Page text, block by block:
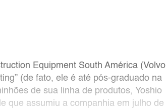
Equipment South América (Volvo
(de fato, ele é até pós-graduado na
de sua linha de produtos, Yoshio
que assumiu a companhia em julho de